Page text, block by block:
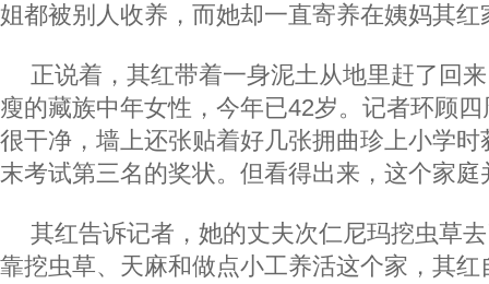
姐都被别人收养，而她却一直寄养在姨妈其红
正说着，其红带着一身泥土从地里赶了回
瘦的藏族中年女性，今年已42岁。记者环顾
很干净，墙上还张贴着好几张拥曲珍上小学时
末考试第三名的奖状。但看得出来，这个家庭
其红告诉记者，她的丈夫次仁尼玛挖虫草
靠挖虫草、天麻和做点小工养活这个家，其